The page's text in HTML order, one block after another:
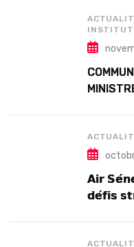
𝗔𝗶𝗿
𝗱𝗲́𝗳𝗶𝘀